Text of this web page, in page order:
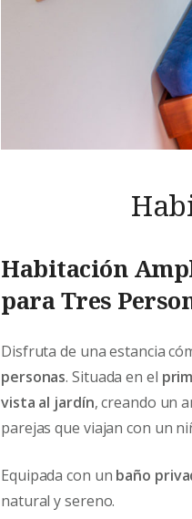
Habitación
para Tres
Disfruta de una estancia
personas. Situada en el
vista al jardín, creando un
parejas que viajan con un
Equipada con un baño
natural y sereno.